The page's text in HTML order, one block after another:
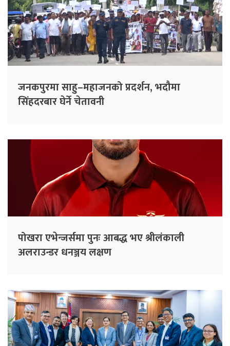
जनकपुरमा साहु–महाजनको प्रदर्शन, भदौमा
सिंहदरबार घेर्ने चेतावनी
पोखरा एभेन्जर्समा पुनः आबद्ध भए श्रीलंकाली
अलराउन्डर धनञ्जय लक्षण